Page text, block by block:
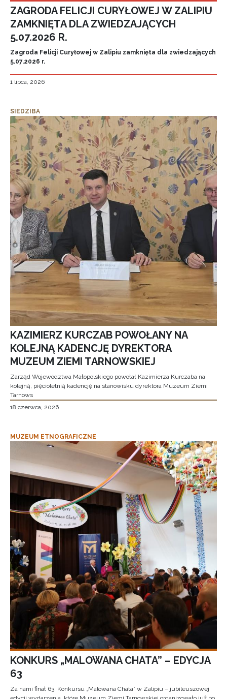
ZAGRODA FELICJI CURYŁOWEJ W ZALIPIU
ZAMKNIĘTA DLA ZWIEDZAJĄCYCH
5.07.2026 R.
Zagroda Felicji Curyłowej w Zalipiu zamknięta dla zwiedzających
5.07.2026 r.
1 lipca, 2026
SIEDZIBA
KAZIMIERZ KURCZAB POWOŁANY NA
KOLEJNĄ KADENCJĘ DYREKTORA
MUZEUM ZIEMI TARNOWSKIEJ
Zarząd Województwa Małopolskiego powołał Kazimierza Kurczaba na
kolejną, pięcioletnią kadencję na stanowisku dyrektora Muzeum Ziemi
Tarnows
18 czerwca, 2026
MUZEUM ETNOGRAFICZNE
KONKURS „MALOWANA CHATA” – EDYCJA
63
Za nami finał 63. Konkursu „Malowana Chata” w Zalipiu – jubileuszowej